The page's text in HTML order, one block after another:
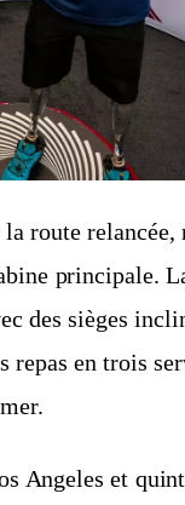
route relancée,
principale.
des sièges
repas en trois
Angeles et